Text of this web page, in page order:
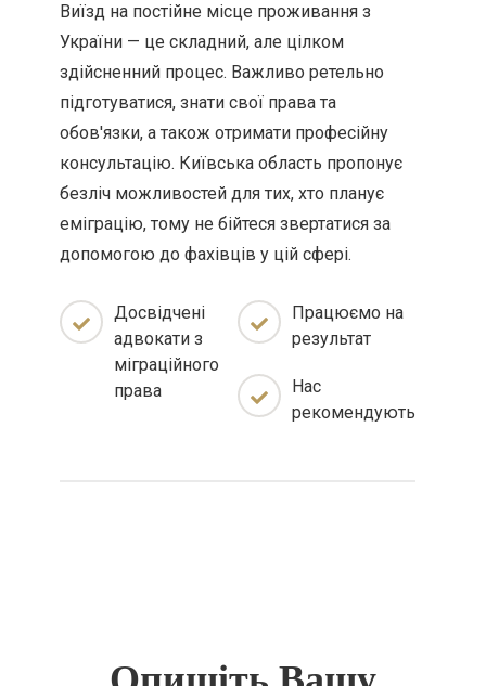
Виїзд на постійне місце проживання з
України — це складний, але цілком
здійсненний процес. Важливо ретельно
підготуватися, знати свої права та
обов'язки, а також отримати професійну
консультацію. Київська область пропонує
безліч можливостей для тих, хто планує
еміграцію, тому не бійтеся звертатися за
допомогою до фахівців у цій сфері.
Досвідчені
адвокати з
міграційного
права
Працюємо на
результат
Нас
рекомендують